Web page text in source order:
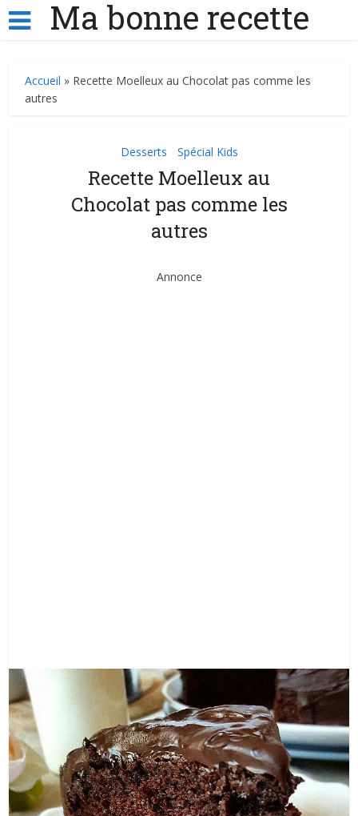
Ma bonne recette
Accueil » Recette Moelleux au Chocolat pas comme les
autres
Desserts Spécial Kids
Recette Moelleux au
Chocolat pas comme les
autres
Annonce